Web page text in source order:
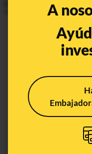
A
Las
miembro del
‘Médicos por